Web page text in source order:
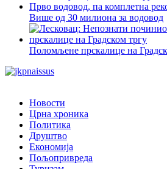
Више од 30 милиона за водовод
Поломљене прскалице на
Новости
Црна хроника
Политика
Друштво
Економија
Пољопривреда